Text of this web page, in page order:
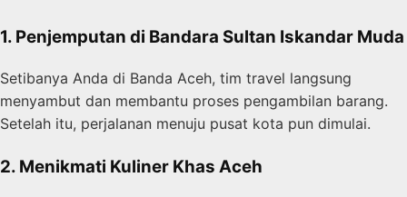
1. Penjemputan di Bandara Sultan Iskandar Muda
Setibanya Anda di Banda Aceh, tim travel langsung
menyambut dan membantu proses pengambilan barang.
Setelah itu, perjalanan menuju pusat kota pun dimulai.
2. Menikmati Kuliner Khas Aceh